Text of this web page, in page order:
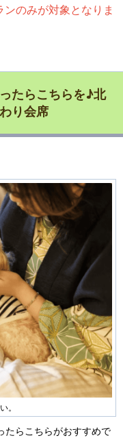
のみが対象となりま
たらこちらを♪北
り会席
。
たらこちらがおすすめで